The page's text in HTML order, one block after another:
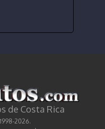
de Costa Rica
2026.